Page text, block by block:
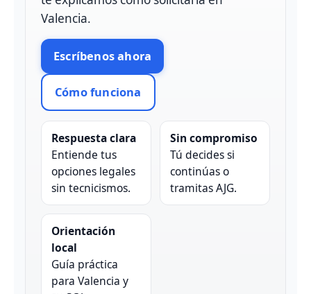
Valencia.
Escríbenos ahora
Cómo funciona
Respuesta clara
Entiende tus
opciones legales
sin tecnicismos.
Sin compromiso
Tú decides si
continúas o
tramitas AJG.
Orientación
local
Guía práctica
para Valencia y